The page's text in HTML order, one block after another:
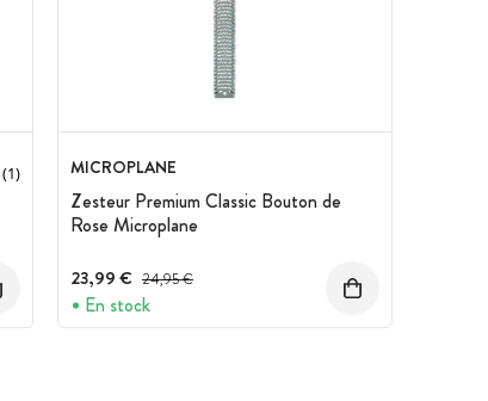
(1) MICROPLANE
Zesteur Premium Classic Bouton de
Rose Microplane
23,99 € Prix avant réduction :
24,95 €
En stock